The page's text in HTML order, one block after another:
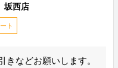
西店
ト
などお願いします。